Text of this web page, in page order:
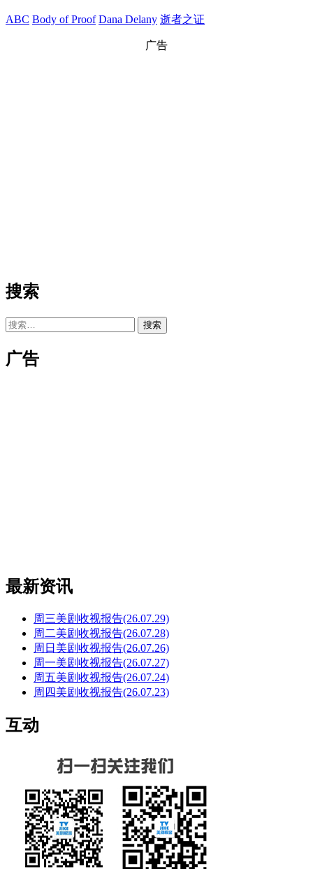
ABC Body of Proof Dana Delany 逝者之证
广告
搜索
搜
广告
最新资讯
周三美剧收视报告(26.07.29)
周二美剧收视报告(26.07.28)
周日美剧收视报告(26.07.26)
周一美剧收视报告(26.07.27)
周五美剧收视报告(26.07.24)
周四美剧收视报告(26.07.23)
互动